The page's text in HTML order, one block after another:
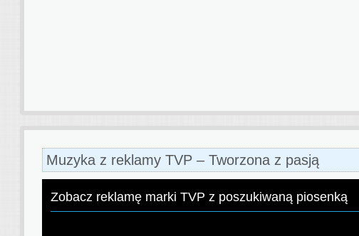
Muzyka z reklamy TVP – Tworzona z pasją
Zobacz reklamę marki TVP z poszukiwaną piosenką